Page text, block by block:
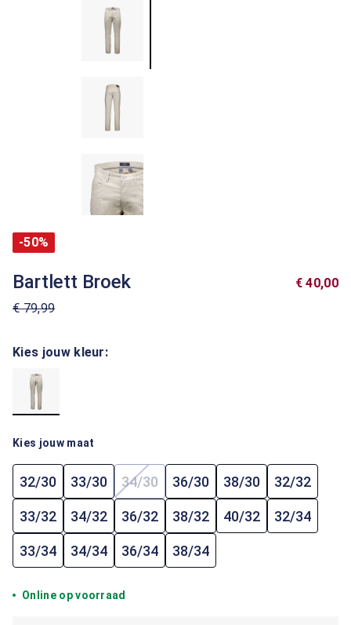
-50%
Bartlett Broek
€ 79,99
€ 40,00
Kies jouw kleur:
Kies jouw maat
32/30 33/30 34/30(Deze optie is momenteel niet
36/30 38/30 32/32
33/32 34/32 36/32 38/32 40/32 32/34
33/34 34/34 36/34 38/34
Online op voorraad